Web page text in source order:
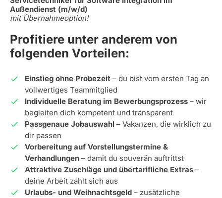
Außendienst (m/w/d)
mit Übernahmeoption!
Profitiere unter anderem von
folgenden Vorteilen:
Einstieg ohne Probezeit – du bist vom ersten Tag an
vollwertiges Teammitglied
Individuelle Beratung im Bewerbungsprozess – wir
begleiten dich kompetent und transparent
Passgenaue Jobauswahl – Vakanzen, die wirklich zu
dir passen
Vorbereitung auf Vorstellungstermine &
Verhandlungen – damit du souverän auftrittst
Attraktive Zuschläge und übertarifliche Extras –
deine Arbeit zahlt sich aus
Urlaubs- und Weihnachtsgeld – zusätzliche